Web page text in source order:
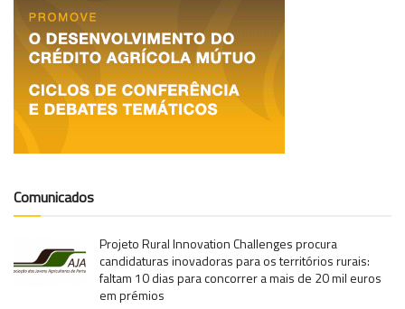
Comunicados
Projeto Rural Innovation Challenges procura
candidaturas inovadoras para os territórios rurais:
faltam 10 dias para concorrer a mais de 20 mil euros
em prémios